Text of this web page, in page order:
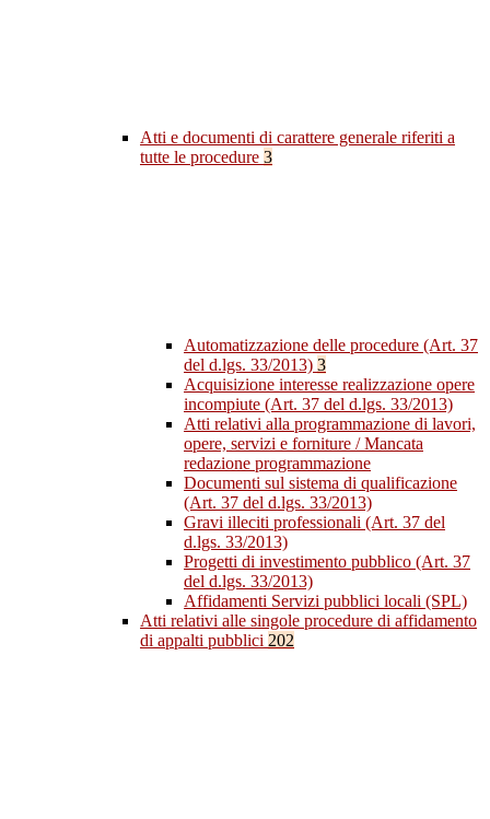
Atti e documenti di carattere generale riferiti a
tutte le procedure 3
Automatizzazione delle procedure (Art. 37
del d.lgs. 33/2013) 3
Acquisizione interesse realizzazione opere
incompiute (Art. 37 del d.lgs. 33/2013)
Atti relativi alla programmazione di lavori,
opere, servizi e forniture / Mancata
redazione programmazione
Documenti sul sistema di qualificazione
(Art. 37 del d.lgs. 33/2013)
Gravi illeciti professionali (Art. 37 del
d.lgs. 33/2013)
Progetti di investimento pubblico (Art. 37
del d.lgs. 33/2013)
Affidamenti Servizi pubblici locali (SPL)
Atti relativi alle singole procedure di affidamento
di appalti pubblici 202